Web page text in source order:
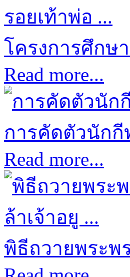
โครงการศึกษ
Read more...
การคัดตัวนักกี
Read more...
พิธีถวายพระพ